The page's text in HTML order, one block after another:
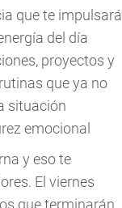
que te impulsará
del día
proyectos y
que ya no
situación
emocional
y eso te
El viernes
que terminarán